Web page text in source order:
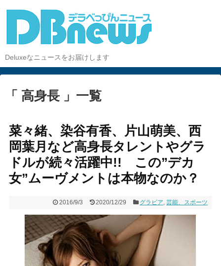
Deluxeなニュースをお届けします
「 高身長 」一覧
菜々緒、染谷有香、片山萌美、西
岡葉月など高身長タレントやグラ
ドルが続々活躍中!! この”デカ
女”ムーヴメントは本物なのか？
2016/9/3 2020/12/29 グラビア,芸能、スポーツ